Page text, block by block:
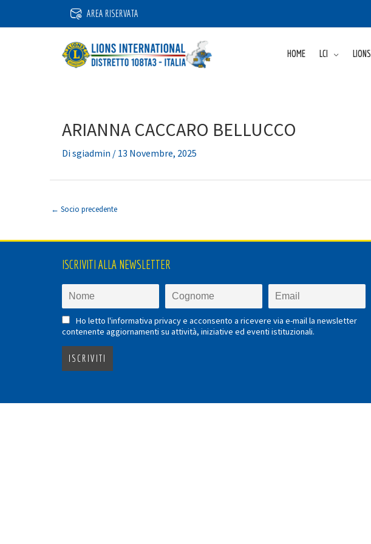
AREA RISERVATA
HOME LCI LIONS
ARIANNA CACCARO BELLUCCO
Disgiadmin / 13 Novembre, 2025
← Socio precedente
ISCRIVITI ALLA NEWSLETTER
Ho letto l'informativa privacy e acconsento a ricevere via e-mail la newsletter
contenente aggiornamenti su attività, iniziative ed eventi istituzionali.